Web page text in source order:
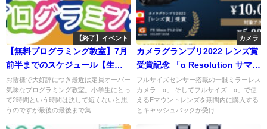
【終了】イベント
【無料プログラミング教室】7月
前半までのスケジュール【生徒
募集中】
お陰様で大好評につき最近は定員オーバー
気味なプログラミング教室。小学生にとっ
て2時間という時間は決して短くないと思
うのですが最後の最後まで集...
カメラ
カメラグランプリ2022 レンズ賞
受賞記念 「α Resolution サマー
キャンペーン」対象カメラ本体
の単品購入で最大5万円のキャッ
シュバック！レンズも1万円！同
フルサイズセンサー搭載の一眼ミラーレス
カメラ「α」 そしてフルサイズ「α」で使
えるEマウントレンズを期間内に購入する
とキャッシュバックが受け...